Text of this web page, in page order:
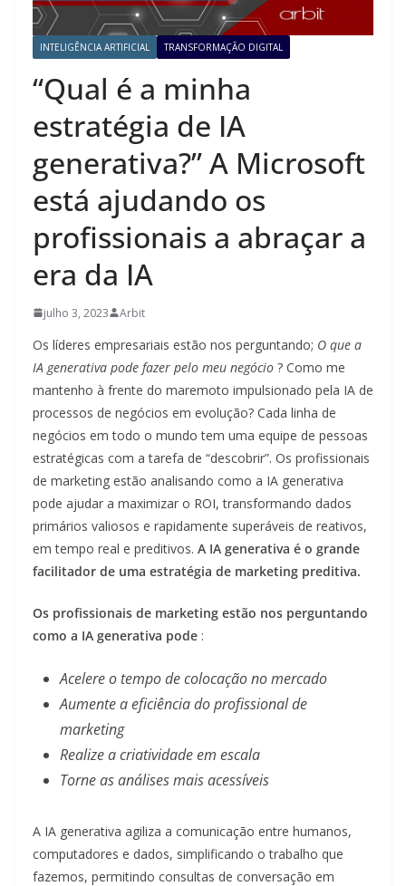
INTELIGÊNCIA ARTIFICIAL TRANSFORMAÇÃO DIGITAL
“Qual é a minha
estratégia de IA
generativa?” A Microsoft
está ajudando os
profissionais a abraçar a
era da IA
julho 3, 2023 Arbit
Os líderes empresariais estão nos perguntando; O que a
IA generativa pode fazer pelo meu negócio ? Como me
mantenho à frente do maremoto impulsionado pela IA de
processos de negócios em evolução? Cada linha de
negócios em todo o mundo tem uma equipe de pessoas
estratégicas com a tarefa de “descobrir”. Os profissionais
de marketing estão analisando como a IA generativa
pode ajudar a maximizar o ROI, transformando dados
primários valiosos e rapidamente superáveis ​​de reativos,
em tempo real e preditivos. A IA generativa é o grande
facilitador de uma estratégia de marketing preditiva.
Os profissionais de marketing estão nos perguntando
como a IA generativa pode :
Acelere o tempo de colocação no mercado
Aumente a eficiência do profissional de
marketing
Realize a criatividade em escala
Torne as análises mais acessíveis
A IA generativa agiliza a comunicação entre humanos,
computadores e dados, simplificando o trabalho que
fazemos, permitindo consultas de conversação em